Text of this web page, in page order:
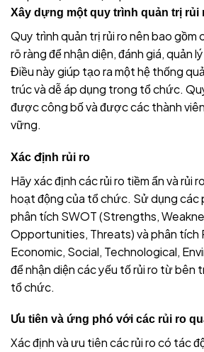
Xây dựng một quy trình quản trị rủi
Quy trình quản trị rủi ro nên bao gồm
rõ ràng để nhận diện, đánh giá, quản
Điều này giúp tạo ra một hệ thống
trúc và dễ áp dụng trong tổ chức.
được công bố và được các thành
vững.
Xác định rủi ro
Hãy xác định các rủi ro tiềm ẩn và rủi
hoạt động của tổ chức. Sử dụng
phân tích SWOT (Strengths,
Opportunities, Threats) và phân tích
Economic, Social, Technological,
để nhận diện các yếu tố rủi ro từ bên
tổ chức.
Ưu tiên và ứng phó với các rủi ro
Xác định và ưu tiên các rủi ro có tác